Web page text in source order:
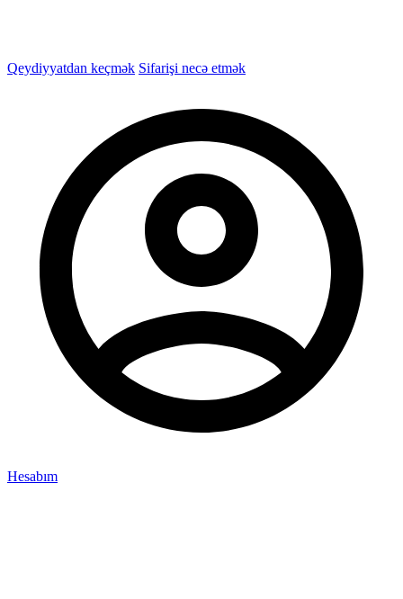
Qeydiyyatdan keçmək Sifarişi necə etmək
Hesabım